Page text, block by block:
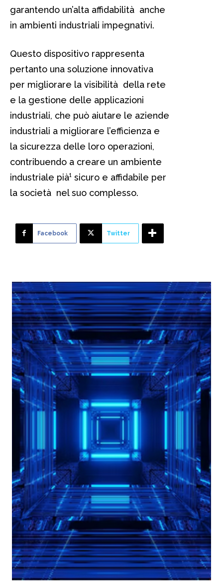
garantendo un’alta affidabilità anche
in ambienti industriali impegnativi.
Questo dispositivo rappresenta
pertanto una soluzione innovativa
per migliorare la visibilità della rete
e la gestione delle applicazioni
industriali, che può aiutare le aziende
industriali a migliorare l’efficienza e
la sicurezza delle loro operazioni,
contribuendo a creare un ambiente
industriale pià¹ sicuro e affidabile per
la società nel suo complesso.
Facebook Twitter